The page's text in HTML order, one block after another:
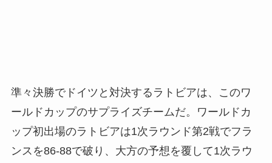
準々決勝でドイツと対決するラトビアは、このワ
ールドカップのサプライズチームだ。ワールドカ
ップ初出場のラトビアは1次ラウンド第2戦でフラ
ンスを86-88で破り、大方の予想を覆して1次ラウ